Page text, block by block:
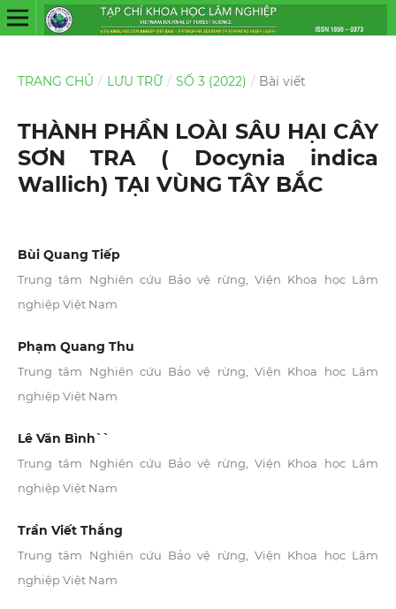
TRANG CHỦ / LƯU TRỮ / SỐ 3 (2022) / Bài viết
THÀNH PHẦN LOÀI SÂU HẠI CÂY
SƠN TRA ( Docynia indica
Wallich) TẠI VÙNG TÂY BẮC
Bùi Quang Tiếp
Trung tâm Nghiên cứu Bảo vệ rừng, Viện Khoa học Lâm
nghiệp Việt Nam
Phạm Quang Thu
Trung tâm Nghiên cứu Bảo vệ rừng, Viện Khoa học Lâm
nghiệp Việt Nam
Lê Văn Bình``
Trung tâm Nghiên cứu Bảo vệ rừng, Viện Khoa học Lâm
nghiệp Việt Nam
Trần Viết Thắng
Trung tâm Nghiên cứu Bảo vệ rừng, Viện Khoa học Lâm
nghiệp Việt Nam